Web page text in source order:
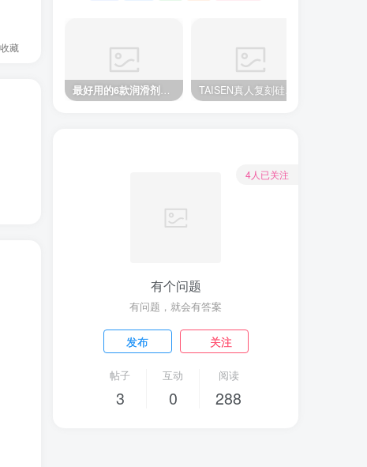
收藏
最好用的6款润滑剂测评,飞机杯适用的最强一款推荐 TAISEN真人复刻硅胶倒模测评
4人已关注
有个问题
有问题，就会有答案
发布 关注
帖子
3
互动
0
阅读
288